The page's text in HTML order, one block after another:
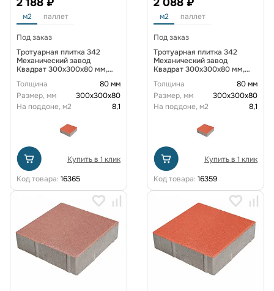
м2 паллет
Под заказ
Тротуарная плитка 342
Механический завод
Квадрат 300х300х80 мм,
Толщина
80 мм
Размер, мм
300х300х80
На поддоне, м2
8,1
Купить в 1 клик
Код товара: 16365
м2 паллет
Под заказ
Тротуарная плитка 342
Механический завод
Квадрат 300х300х80 мм,
Толщина
80 мм
Размер, мм
300х300х80
На поддоне, м2
8,1
Купить в 1 клик
Код товара: 16359